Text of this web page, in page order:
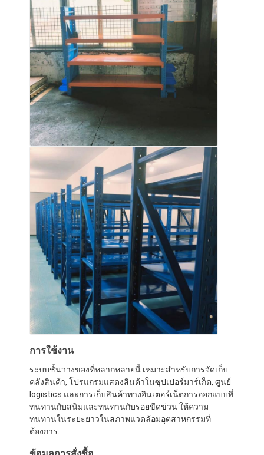
การใช้งาน
ระบบชั้นวางของที่หลากหลายนี้ เหมาะสําหรับการจัดเก็บ
คลังสินค้า, โปรแกรมแสดงสินค้าในซุปเปอร์มาร์เก็ต, ศูนย์
logistics และการเก็บสินค้าทางอินเตอร์เน็ตการออกแบบที่
ทนทานกับสนิมและทนทานกับรอยขีดข่วน ให้ความ
ทนทานในระยะยาวในสภาพแวดล้อมอุตสาหกรรมที่
ต้องการ.